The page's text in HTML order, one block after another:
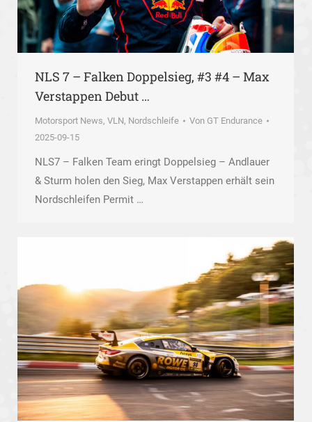
NLS 7 – Falken Doppelsieg, #3 #4 – Max
Verstappen Debut …
Motorsport News, VLN, Nordschleife Von GT Endurance
2025-09-15
NLS7 – Falken Team eringt Doppelsieg – Andlauer
& Sturm holen den Sieg, Max Verstappen erhält sein
Nordschleifen Permit …